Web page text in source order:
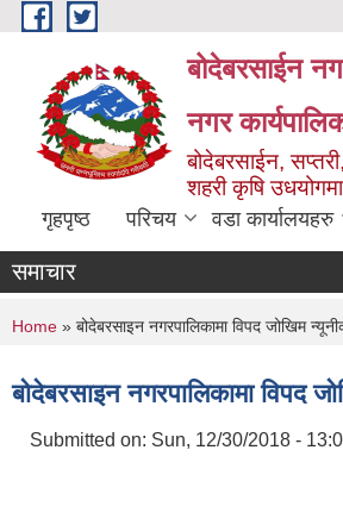
Skip to main content
बोदेबरसाईन
नगर
बोदेबरसाईन,
शहरी कृषि
गृहपृष्ठ परिचय वडा कार्यालयहरु
समाचार
You are here
Home » बोदेबरसाइन नगरपालिकामा विपद जोखिम
बोदेबरसाइन नगरपालिकामा विपद
Submitted on: Sun, 12/30/2018 -